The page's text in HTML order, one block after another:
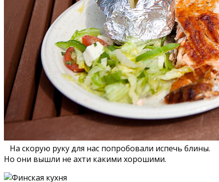
На скорую руку для нас попробовали испечь блины.
Но они вышли не ахти какими хорошими.